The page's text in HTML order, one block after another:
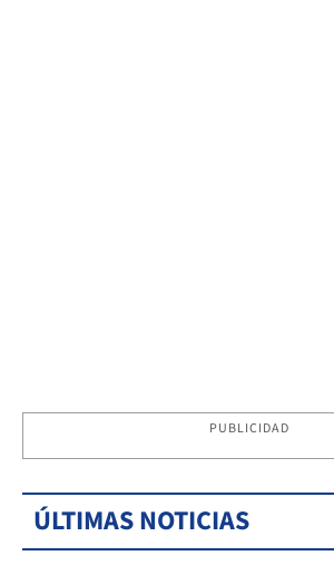
PUBLICIDAD
ÚLTIMAS NOTICIAS